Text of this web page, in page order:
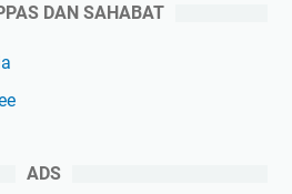
DAN SAHABAT
ADS